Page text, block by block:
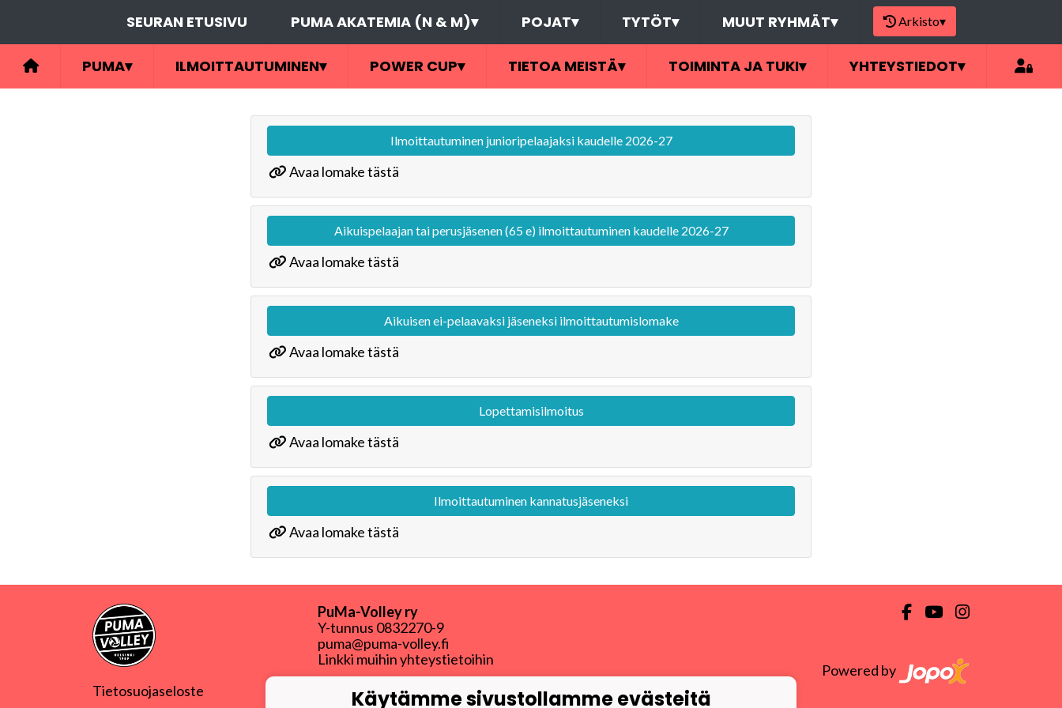
SEURAN ETUSIVU PUMA AKATEMIA (N & M)▾ POJAT▾ TYTÖT▾ MUUT RYHMÄT▾ Arkisto▾
PUMA▾ ILMOITTAUTUMINEN▾ POWER CUP▾ TIETOA MEISTÄ▾ TOIMINTA JA TUKI▾ YHTEYSTIEDOT▾
Ilmoittautuminen junioripelaajaksi kaudelle 2026-27
Avaa lomake tästä
Aikuispelaajan tai perusjäsenen (65 e) ilmoittautuminen kaudelle 2026-27
Avaa lomake tästä
Aikuisen ei-pelaavaksi jäseneksi ilmoittautumislomake
Avaa lomake tästä
Lopettamisilmoitus
Avaa lomake tästä
Ilmoittautuminen kannatusjäseneksi
Avaa lomake tästä
Tietosuojaseloste
PuMa-Volley ry
Y-tunnus 0832270-9
puma@puma-volley.fi
Linkki muihin yhteystietoihin
PuMa-Webmail
Powered by
Käytämme sivustollamme evästeitä